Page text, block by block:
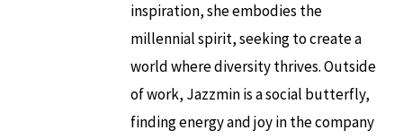
inspiration, she embodies the
millennial spirit, seeking to create a
world where diversity thrives. Outside
of work, Jazzmin is a social butterfly,
finding energy and joy in the company